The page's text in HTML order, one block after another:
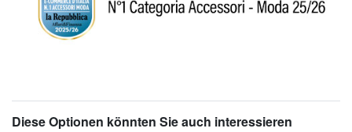
Diese Optionen könnten Sie auch interessieren